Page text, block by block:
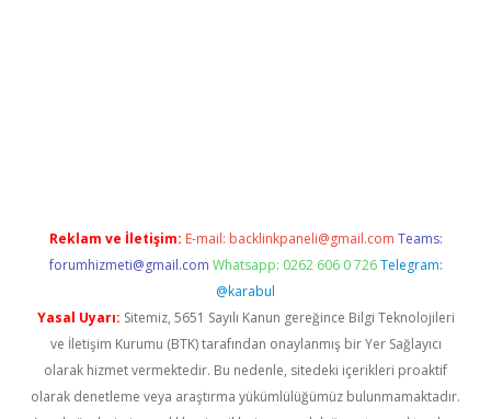
Reklam ve İletişim: E-mail: backlinkpaneli@gmail.com Teams:
forumhizmeti@gmail.com Whatsapp: 0262 606 0 726 Telegram:
@karabul
Yasal Uyarı: Sitemiz, 5651 Sayılı Kanun gereğince Bilgi Teknolojileri
ve İletişim Kurumu (BTK) tarafından onaylanmış bir Yer Sağlayıcı
olarak hizmet vermektedir. Bu nedenle, sitedeki içerikleri proaktif
olarak denetleme veya araştırma yükümlülüğümüz bulunmamaktadır.